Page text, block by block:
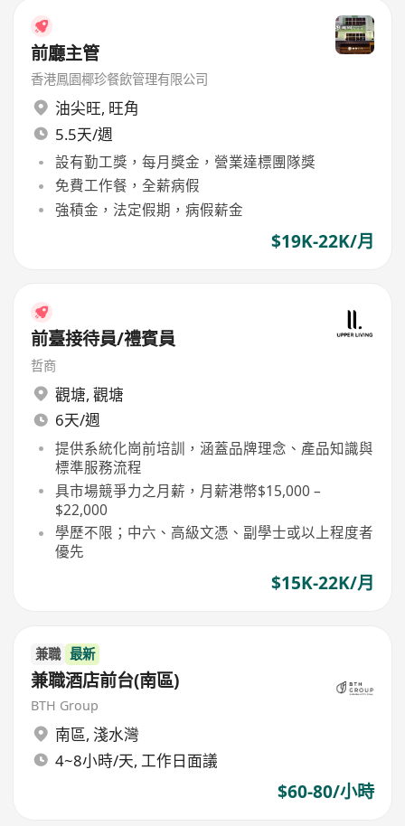
前廳主管
香港鳳園椰珍餐飲管理有限公司
油尖旺, 旺角
5.5天/週
設有勤工獎，每月獎金，營業達標團隊獎
免費工作餐，全薪病假
強積金，法定假期，病假薪金
$19K-22K/月
前臺接待員/禮賓員
哲商
觀塘, 觀塘
6天/週
提供系統化崗前培訓，涵蓋品牌理念、產品知識與
標準服務流程
具市場競爭力之月薪，月薪港幣$15,000 –
$22,000
學歷不限；中六、高級文憑、副學士或以上程度者
優先
$15K-22K/月
兼職 最新
兼職酒店前台(南區)
BTH Group
南區, 淺水灣
4~8小時/天, 工作日面議
$60-80/小時